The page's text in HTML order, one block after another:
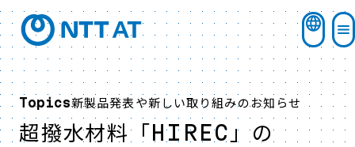
Topics新製品発表や新しい取り組みのお知らせ
超撥水材料「HIREC」の